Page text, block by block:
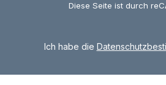
*
Diese Seite ist durch
Ich habe die